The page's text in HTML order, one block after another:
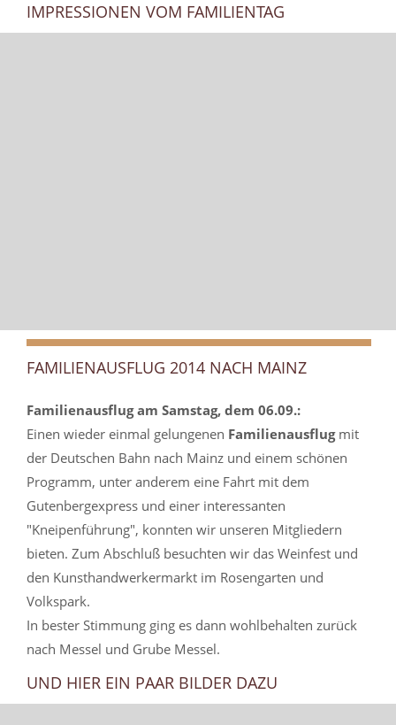
IMPRESSIONEN VOM FAMILIENTAG
FAMILIENAUSFLUG 2014 NACH MAINZ
Familienausflug am Samstag, dem 06.09.:
Einen wieder einmal gelungenen Familienausflugmit
der Deutschen Bahn nach Mainz und einem schönen
Programm, unter anderem eine Fahrt mit dem
Gutenbergexpress und einer interessanten
"Kneipenführung", konnten wir unseren Mitgliedern
bieten. Zum Abschluß besuchten wir das Weinfest und
den Kunsthandwerkermarkt im Rosengarten und
Volkspark.
In bester Stimmung ging es dann wohlbehalten zurück
nach Messel und Grube Messel.
UND HIER EIN PAAR BILDER DAZU